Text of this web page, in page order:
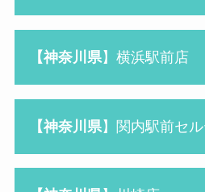
【神奈川県】横浜駅前店
【神奈川県】関内駅前セ